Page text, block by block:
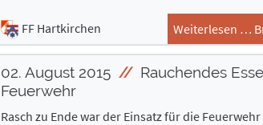
FF Hartkirchen Weiterlesen …
02. August 2015
Rauchendes
Feuerwehr
Rasch zu Ende war der Einsatz für die